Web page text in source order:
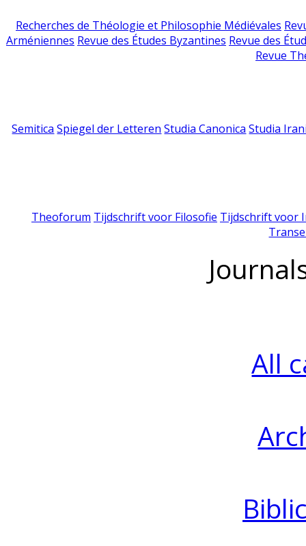
Recherches de Théologie et Philosophie Médiévales
Arméniennes Revue des Études Byzantines Revue des
Revue
Semitica Spiegel der Letteren Studia Canonica Studia
Theoforum Tijdschrift voor Filosofie Tijdschrift voor
All